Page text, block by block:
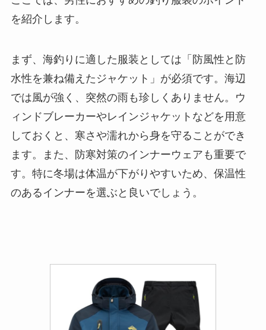
を紹介します。
まず、海釣りに適した服装としては「防風性と防
水性を兼ね備えたジャケット」が必須です。海辺
では風が強く、突然の雨も珍しくありません。ウ
ィンドブレーカーやレインジャケットなどを用意
しておくと、寒さや濡れから身を守ることができ
ます。また、防寒対策のインナーウェアも重要で
す。特に冬場は体温が下がりやすいため、保温性
のあるインナーを選ぶと良いでしょう。